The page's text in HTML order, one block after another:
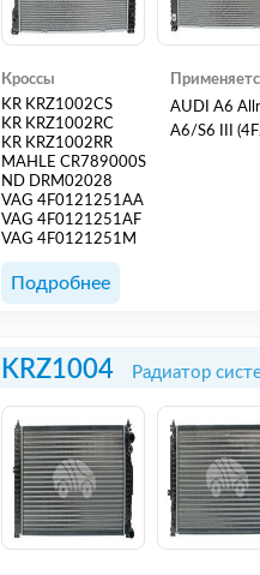
Кроссы
KR KRZ1002CS
KR KRZ1002RC
KR KRZ1002RR
MAHLE CR789000S
ND DRM02028
VAG 4F0121251AA
VAG 4F0121251AF
VAG 4F0121251M
AUDI A6
A6/S6 III
Подробнее
KRZ1004 Радиатор